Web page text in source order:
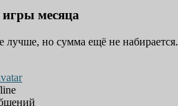
месяца
но сумма ещё не набирается.